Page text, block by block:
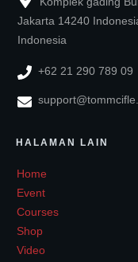
Jakarta 14240
Indonesia
+62 21 290 789 09
HALAMAN LAIN
Home
Event
Courses
Shop
Video